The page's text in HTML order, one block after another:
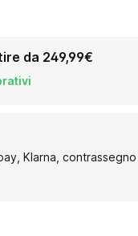
da 249,99€
Klarna,